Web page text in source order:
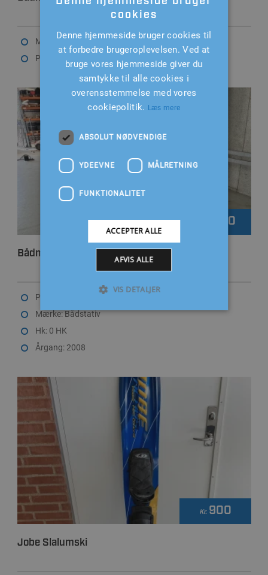
Mærke: 0
Passer til: 0
1.000
Bådmotorstativ
Passer til: 0
Mærke: Bådstativ
Hk: 0 HK
Årgang: 2008
Kr. 900
Jobe Slalumski
cookies
Denne hjemmeside bruger cookies til
at forbedre brugeroplevelsen. Ved at
bruge vores hjemmeside giver du
samtykke til alle cookies i
overensstemmelse med vores
cookiepolitik. Læs mere
ABSOLUT NØDVENDIGE
YDEEVNE MÅLRETNING
FUNKTIONALITET
ACCEPTER ALLE
AFVIS ALLE
VIS DETALJER